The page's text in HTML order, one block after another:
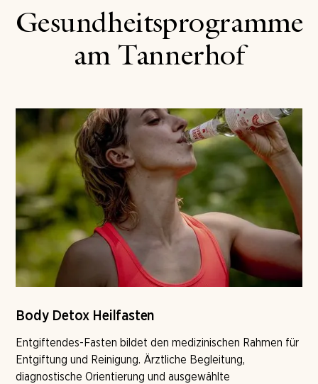
Gesundheitsprogramme
am Tannerhof
Body Detox Heilfasten
Entgiftendes-Fasten bildet den medizinischen Rahmen für
Entgiftung und Reinigung. Ärztliche Begleitung,
diagnostische Orientierung und ausgewählte